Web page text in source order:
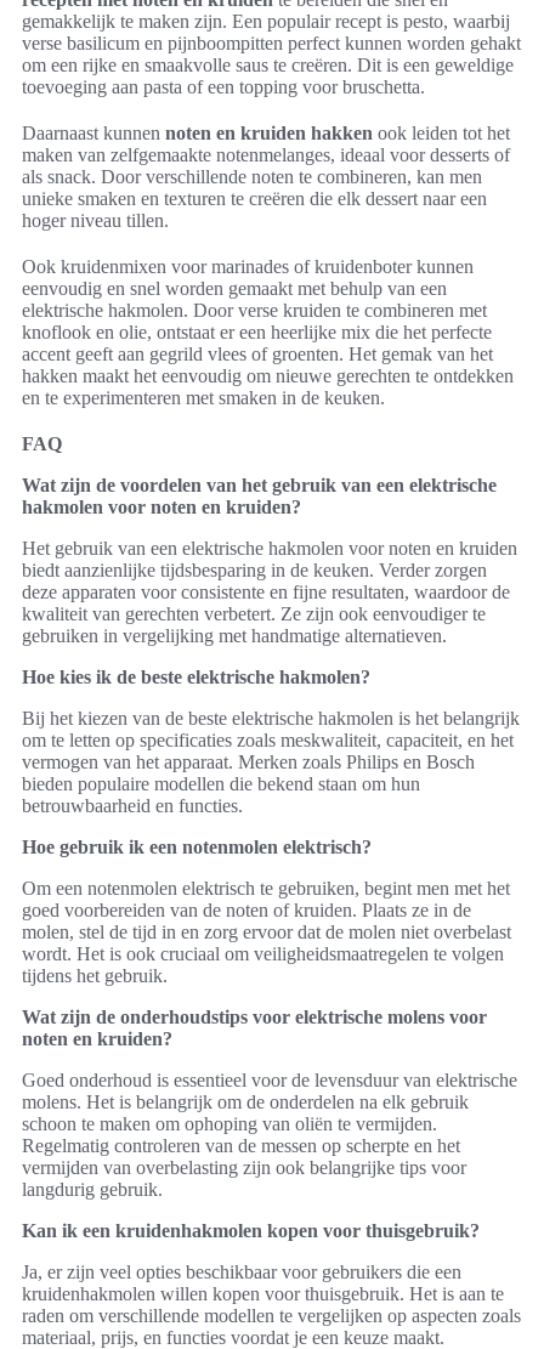
gemakkelijk te maken zijn. Een populair recept is pesto, waarbij
verse basilicum en pijnboompitten perfect kunnen worden gehakt
om een rijke en smaakvolle saus te creëren. Dit is een geweldige
toevoeging aan pasta of een topping voor bruschetta.
Daarnaast kunnen noten en kruiden hakken ook leiden tot het
maken van zelfgemaakte notenmelanges, ideaal voor desserts of
als snack. Door verschillende noten te combineren, kan men
unieke smaken en texturen te creëren die elk dessert naar een
hoger niveau tillen.
Ook kruidenmixen voor marinades of kruidenboter kunnen
eenvoudig en snel worden gemaakt met behulp van een
elektrische hakmolen. Door verse kruiden te combineren met
knoflook en olie, ontstaat er een heerlijke mix die het perfecte
accent geeft aan gegrild vlees of groenten. Het gemak van het
hakken maakt het eenvoudig om nieuwe gerechten te ontdekken
en te experimenteren met smaken in de keuken.
FAQ
Wat zijn de voordelen van het gebruik van een elektrische
hakmolen voor noten en kruiden?
Het gebruik van een elektrische hakmolen voor noten en kruiden
biedt aanzienlijke tijdsbesparing in de keuken. Verder zorgen
deze apparaten voor consistente en fijne resultaten, waardoor de
kwaliteit van gerechten verbetert. Ze zijn ook eenvoudiger te
gebruiken in vergelijking met handmatige alternatieven.
Hoe kies ik de beste elektrische hakmolen?
Bij het kiezen van de beste elektrische hakmolen is het belangrijk
om te letten op specificaties zoals meskwaliteit, capaciteit, en het
vermogen van het apparaat. Merken zoals Philips en Bosch
bieden populaire modellen die bekend staan om hun
betrouwbaarheid en functies.
Hoe gebruik ik een notenmolen elektrisch?
Om een notenmolen elektrisch te gebruiken, begint men met het
goed voorbereiden van de noten of kruiden. Plaats ze in de
molen, stel de tijd in en zorg ervoor dat de molen niet overbelast
wordt. Het is ook cruciaal om veiligheidsmaatregelen te volgen
tijdens het gebruik.
Wat zijn de onderhoudstips voor elektrische molens voor
noten en kruiden?
Goed onderhoud is essentieel voor de levensduur van elektrische
molens. Het is belangrijk om de onderdelen na elk gebruik
schoon te maken om ophoping van oliën te vermijden.
Regelmatig controleren van de messen op scherpte en het
vermijden van overbelasting zijn ook belangrijke tips voor
langdurig gebruik.
Kan ik een kruidenhakmolen kopen voor thuisgebruik?
Ja, er zijn veel opties beschikbaar voor gebruikers die een
kruidenhakmolen willen kopen voor thuisgebruik. Het is aan te
raden om verschillende modellen te vergelijken op aspecten zoals
materiaal, prijs, en functies voordat je een keuze maakt.